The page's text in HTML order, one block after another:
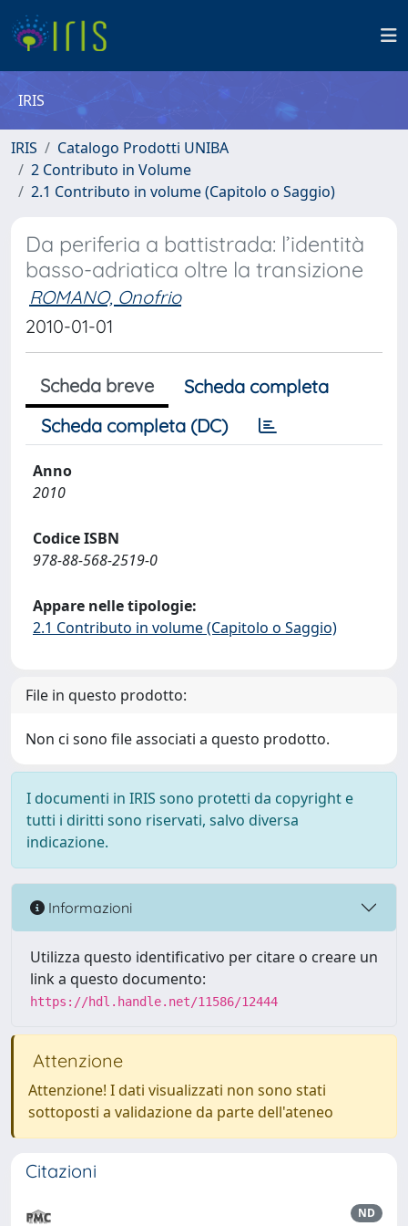
IRIS
IRIS
Catalogo Prodotti UNIBA
2 Contributo in Volume
2.1 Contributo in volume (Capitolo o Saggio)
Da periferia a battistrada: l’identità
basso-adriatica oltre la transizione
ROMANO, Onofrio
2010-01-01
Scheda breve
Scheda completa
Scheda completa (DC)
Anno
2010
Codice ISBN
978-88-568-2519-0
Appare nelle tipologie:
2.1 Contributo in volume (Capitolo o Saggio)
File in questo prodotto:
Non ci sono file associati a questo prodotto.
I documenti in IRIS sono protetti da copyright e
tutti i diritti sono riservati, salvo diversa
indicazione.
Informazioni
Utilizza questo identificativo per citare o creare un
link a questo documento:
https://hdl.handle.net/11586/12444
Attenzione
Attenzione! I dati visualizzati non sono stati
sottoposti a validazione da parte dell'ateneo
Citazioni
ND